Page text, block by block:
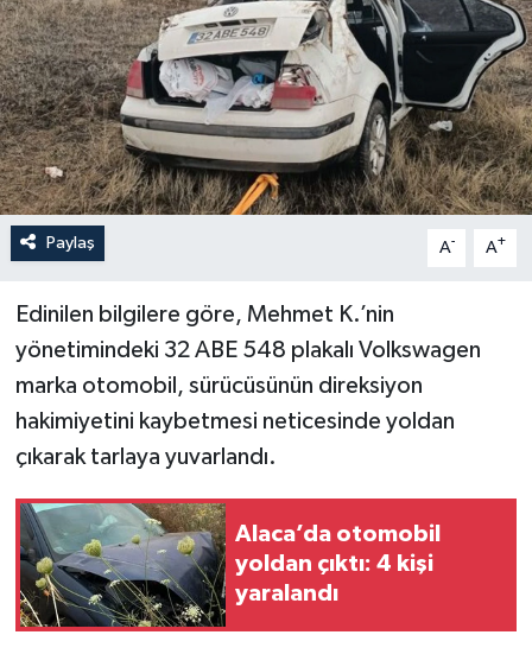
Paylaş A- A+
Edinilen bilgilere göre, Mehmet K.’nin
yönetimindeki 32 ABE 548 plakalı Volkswagen
marka otomobil, sürücüsünün direksiyon
hakimiyetini kaybetmesi neticesinde yoldan
çıkarak tarlaya yuvarlandı.
Alaca’da otomobil
yoldan çıktı: 4 kişi
yaralandı